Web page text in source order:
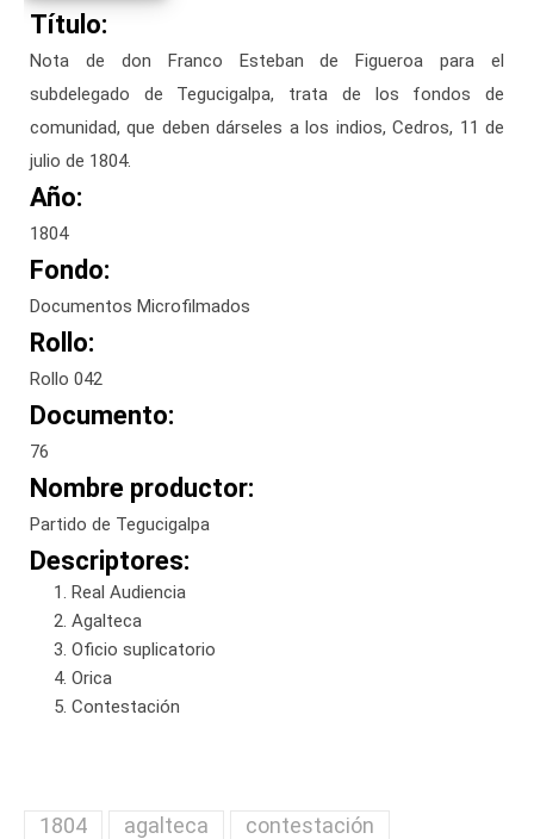
Título:
Nota de don Franco Esteban de Figueroa para el
subdelegado de Tegucigalpa, trata de los fondos de
comunidad, que deben dárseles a los indios, Cedros, 11 de
julio de 1804.
Año:
1804
Fondo:
Documentos Microfilmados
Rollo:
Rollo 042
Documento:
76
Nombre productor:
Partido de Tegucigalpa
Descriptores:
Real Audiencia
Agalteca
Oficio suplicatorio
Orica
Contestación
1804 agalteca
contestación